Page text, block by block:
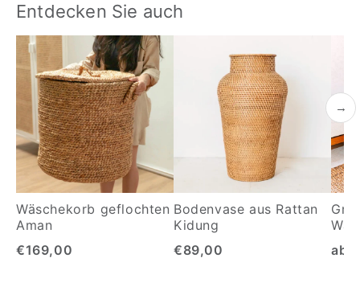
Entdecken Sie auch
Wäschekorb geflochten
Aman
€169,00
Bodenvase aus Rattan
Kidung
€89,00
ab
→